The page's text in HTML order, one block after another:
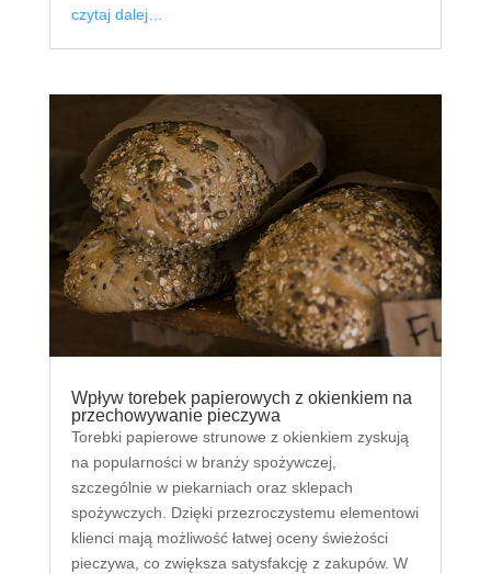
czytaj dalej…
Wpływ torebek papierowych z okienkiem na
przechowywanie pieczywa
Torebki papierowe strunowe z okienkiem zyskują
na popularności w branży spożywczej,
szczególnie w piekarniach oraz sklepach
spożywczych. Dzięki przezroczystemu elementowi
klienci mają możliwość łatwej oceny świeżości
pieczywa, co zwiększa satysfakcję z zakupów. W